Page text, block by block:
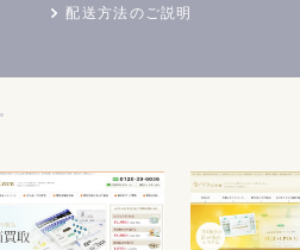
配送方法のご説明